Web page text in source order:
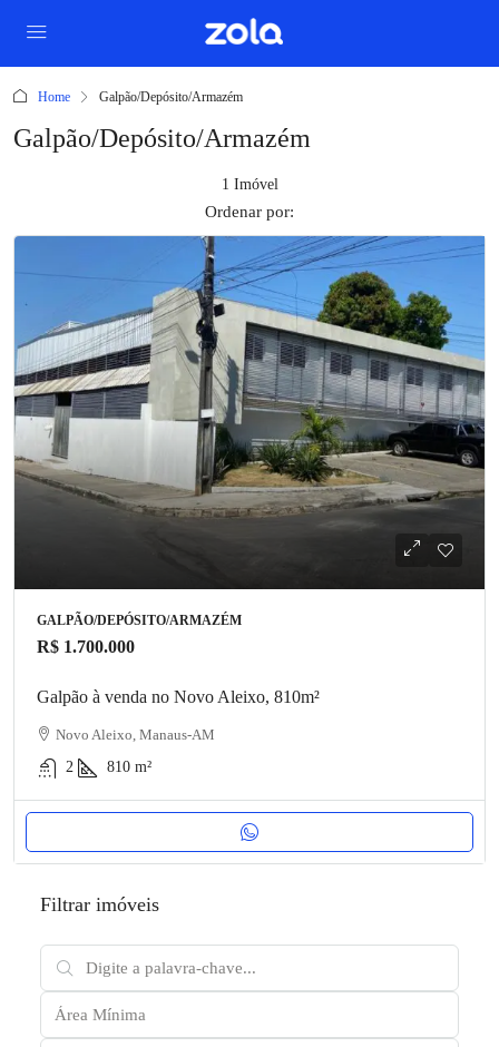
Home Galpão/Depósito/Armazém
Galpão/Depósito/Armazém
1 Imóvel
Ordenar por:
GALPÃO/DEPÓSITO/ARMAZÉM
R$ 1.700.000
Galpão à venda no Novo Aleixo, 810m²
Novo Aleixo, Manaus-AM
2
810 m²
Filtrar imóveis